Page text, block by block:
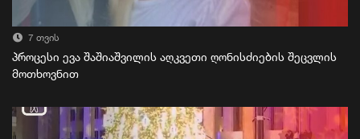
7 თვის
პროცესი ევა შაშიაშვილის აღკვეთი ღონისძიების შეცვლის
მოთხოვნით